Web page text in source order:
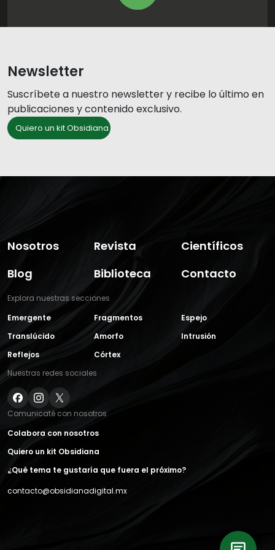
Newsletter
Suscríbete a nuestro newsletter y recibe lo último en
publicaciones y contenido exclusivo.
Quiero un kit Obsidiana
Nosotros Revista
Científicos
Blog
Biblioteca Contacto
Explora nuestras secciones
Emergente
Fragmentos
Espejo
Translúcido
Amorfo
Intrusión
Reflejos
Córtex
Nuestras redes sociales
Comunicaté con nosotros
Colabora con nosotros
Quiero un kit Obsidiana
¿Qué tema te gustaría que fuera el próximo?
contacto@obsidianadigital.mx